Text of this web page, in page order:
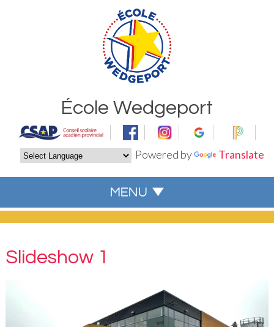
Powered by Translate
École Wedgeport
Slideshow 1